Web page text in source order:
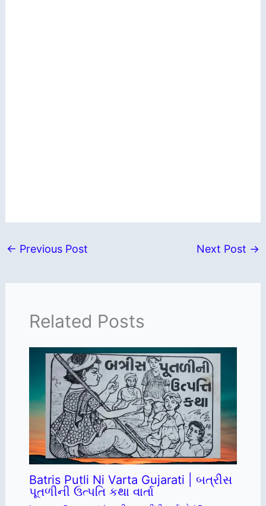
← Previous Post Next Post →
Related Posts
Batris Putli Ni Varta Gujarati | બત્રીસ
પૂતળીની ઉત્પતિ કથા વાર્તા